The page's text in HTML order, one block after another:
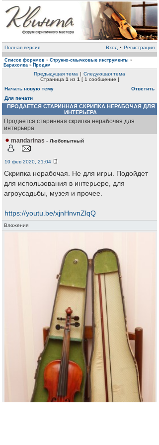
Полная версия Вход • Регистрация
Список форумов » Струнно-смычковые инструменты »
Барахолка » Продам
Предыдущая тема | Следующая тема
Страница 1 из 1 [ 1 сообщение ]
Начать новую тему
Ответить
Для печати
ПРОДАЕТСЯ СТАРИННАЯ СКРИПКА НЕРАБОЧАЯ ДЛЯ
ИНТЕРЬЕРА
Продается старинная скрипка нерабочая для
интерьера
mandarinas - Любопытный
10 фев 2020, 21:04
Скрипка нерабочая. Не для игры. Подойдет
для использования в интерьере, для
агроусадьбы, музея и прочее.
https://youtu.be/xjnHnvnZlqQ
Вложения